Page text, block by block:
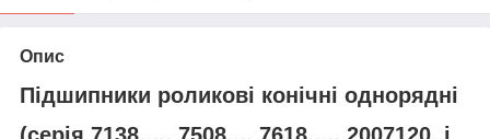
Опис
Підшипники роликові конічні однорядні